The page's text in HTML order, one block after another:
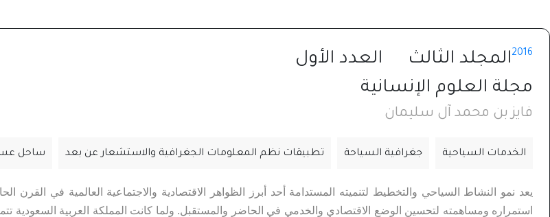
2016المجلد الثالث
العدد الأول
مجلة العلوم الإنسانية
فايز بن محمد آل سليمان
الخدمات السياحية جغرافية السياحة تطبيقات نظم المعلومات الجغرافية والاستشعار عن بعد ساحل
يعد نمو النشاط السياحي والتخطيط لتنميته المستدامة أحد أبرز الظواهر الاقتصادية والاجتماعية العالمية في القرن
استمراره ومساهمته لتحسين الوضع الاقتصادي والخدمي في الحاضر والمستقبل. ولما كانت المملكة العربية السعودية